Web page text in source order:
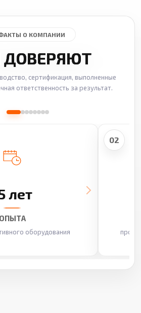
О КОМПАНИИ
ДОВЕРЯЮТ
сертификация, выполненные
ответственность за результат.
лет
ОПЫТА
оборудования
02